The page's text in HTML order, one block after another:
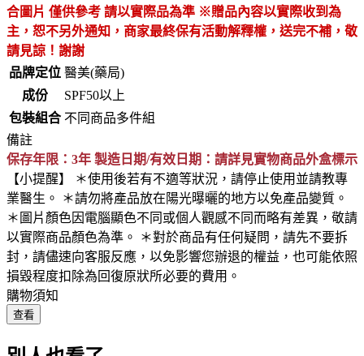
合圖片 僅供參考 請以實際品為準 ※贈品內容以實際收到為
主，恕不另外通知，商家最終保有活動解釋權，送完不補，敬
請見諒！謝謝
品牌定位 醫美(藥局)
成份
SPF50以上
包裝組合 不同商品多件組
備註
保存年限：3年 製造日期/有效日期：請詳見實物商品外盒標示
【小提醒】 ＊使用後若有不適等狀況，請停止使用並請教專
業醫生。 ＊請勿將產品放在陽光曝曬的地方以免產品變質。
＊圖片顏色因電腦顯色不同或個人觀感不同而略有差異，敬請
以實際商品顏色為準。 ＊對於商品有任何疑問，請先不要拆
封，請儘速向客服反應，以免影響您辦退的權益，也可能依照
損毀程度扣除為回復原狀所必要的費用。
購物須知
查看